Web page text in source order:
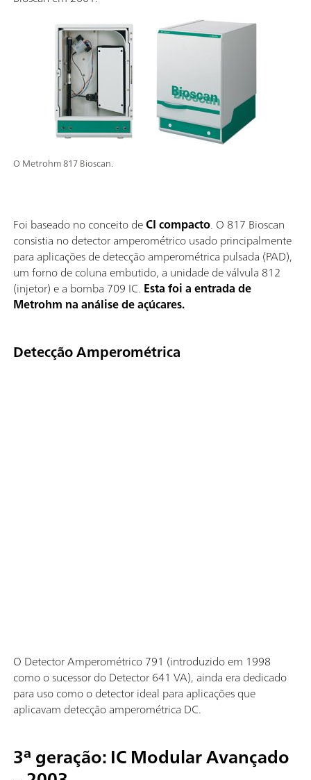
O Metrohm 817 Bioscan.
Foi baseado no conceito deCI compacto. O 817 Bioscan
consistia no detector amperométrico usado principalmente
para aplicações de detecção amperométrica pulsada (PAD),
um forno de coluna embutido, a unidade de válvula 812
(injetor) e a bomba 709 IC. Esta foi a entrada de
Metrohm na análise de açúcares.
Detecção Amperométrica
O Detector Amperométrico 791 (introduzido em 1998
como o sucessor do Detector 641 VA), ainda era dedicado
para uso como o detector ideal para aplicações que
aplicavam detecção amperométrica DC.
3ª geração: IC Modular Avançado